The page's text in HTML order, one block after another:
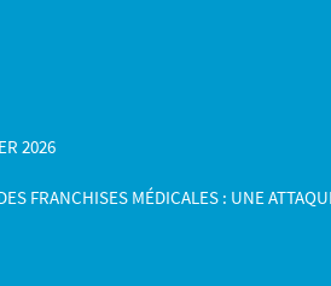
2026
FRANCHISES MÉDICALES : UNE